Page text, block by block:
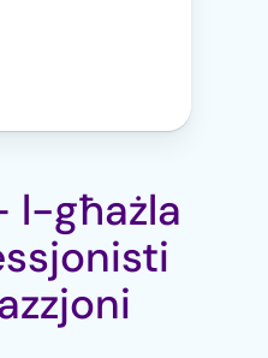
l-għażla